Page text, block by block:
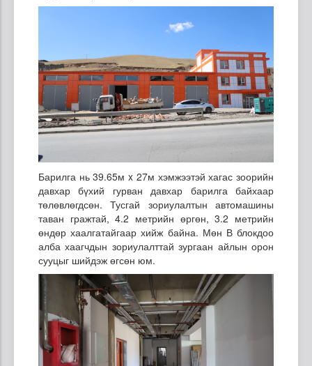
Барилга нь 39.65м x 27м хэмжээтэй хагас зоорийн
давхар бүхий гурван давхар барилга байхаар
төлөвлөгдсөн. Тусгай зориулалтын автомашины
таван гражтай, 4.2 метрийн өргөн, 3.2 метрийн
өндөр хаалгатайгаар хийж байна. Мөн В блокдоо
алба хаагчдын зориулалттай зургаан айлын орон
сууцыг шийдэж өгсөн юм.